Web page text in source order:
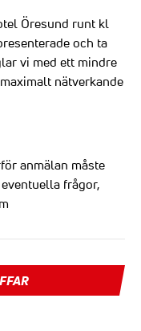
Öresund runt kl
och ta
vi med ett mindre
nätverkande
anmälan måste
frågor,